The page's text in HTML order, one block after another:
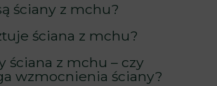
ściany z mchu?
ściana z mchu?
ściana z mchu – czy
wzmocnienia ściany?